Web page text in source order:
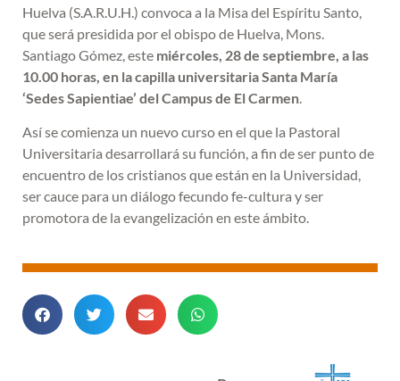
Huelva (S.A.R.U.H.) convoca a la Misa del Espíritu Santo,
que será presidida por el obispo de Huelva, Mons.
Santiago Gómez, este miércoles, 28 de septiembre, a las
10.00 horas, en la capilla universitaria Santa María
‘Sedes Sapientiae’ del Campus de El Carmen
Así se comienza un nuevo curso en el que la Pastoral
Universitaria desarrollará su función, a fin de ser punto de
encuentro de los cristianos que están en la Universidad,
ser cauce para un diálogo fecundo fe-cultura y ser
promotora de la evangelización en este ámbito.